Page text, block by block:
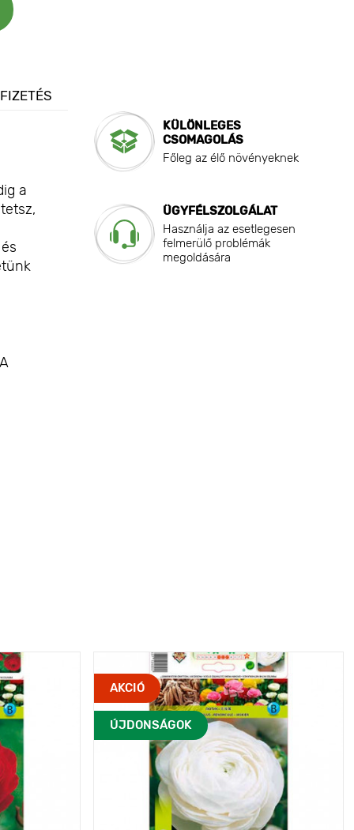
a
KÜLÖNLEGES
CSOMAGOLÁS
Főleg az élő növényeknek
ÜGYFÉLSZOLGÁLAT
Használja az esetlegesen
felmerülő problémák
megoldására
AKCIÓ
ÚJDONSÁGOK